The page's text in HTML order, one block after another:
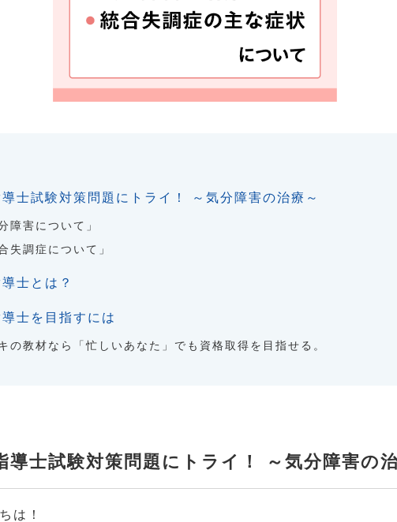
士試験対策問題にトライ！ ～気分障害の治療～
障害について」
失調症について」
士とは？
士を目指すには
の教材なら「忙しいあなた」でも資格取得を目指せる。
導士試験対策問題にトライ！ ～気分障害の
は！